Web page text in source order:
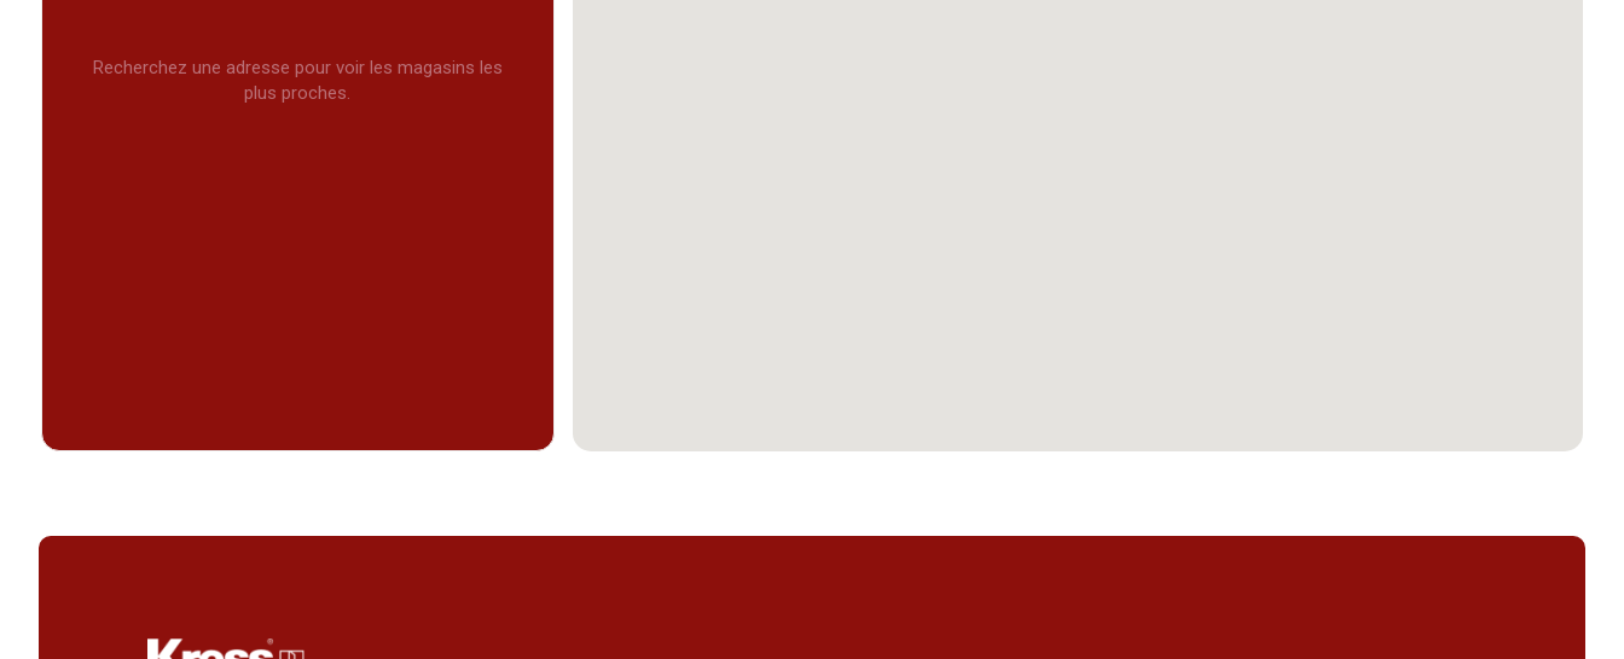
Recherchez une adresse pour voir les magasins les
plus proches.